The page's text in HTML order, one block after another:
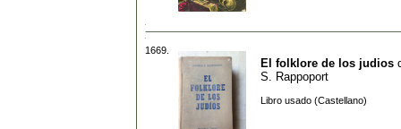
1669.
El folklore de los judios
S. Rappoport
Libro usado (Castellano)